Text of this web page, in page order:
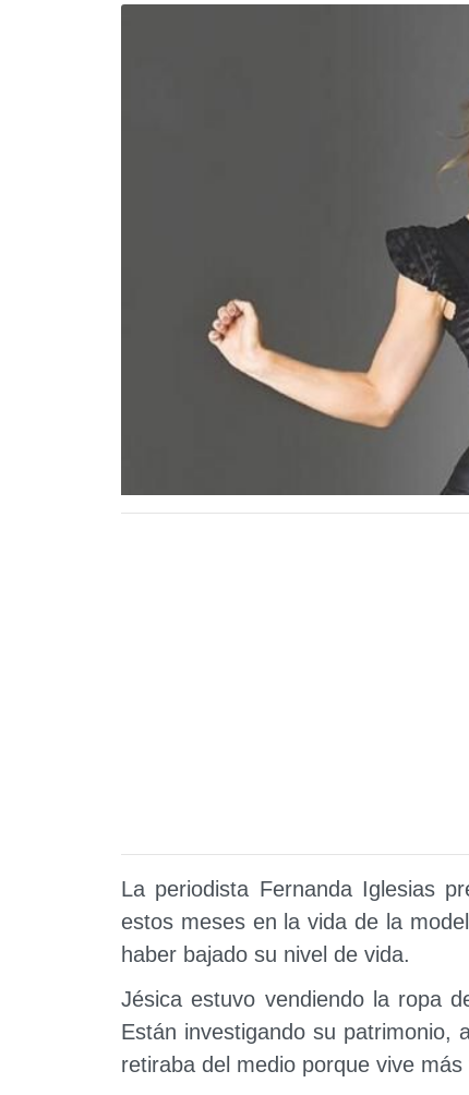
La periodista Fernanda Iglesias
estos meses en la vida de la
haber bajado su nivel de vida.
Jésica estuvo vendiendo la ropa
Están investigando su patrimonio,
retiraba del medio porque vive